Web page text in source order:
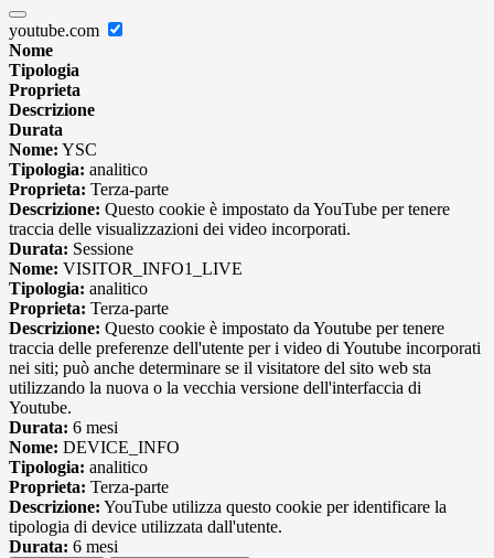
youtube.com
Nome
Tipologia
Proprieta
Descrizione
Durata
Nome: YSC
Tipologia: analitico
Proprieta: Terza-parte
Descrizione: Questo cookie è impostato da YouTube per tenere
traccia delle visualizzazioni dei video incorporati.
Durata: Sessione
Nome: VISITOR_INFO1_LIVE
Tipologia: analitico
Proprieta: Terza-parte
Descrizione: Questo cookie è impostato da Youtube per tenere
traccia delle preferenze dell'utente per i video di Youtube incorporati
nei siti; può anche determinare se il visitatore del sito web sta
utilizzando la nuova o la vecchia versione dell'interfaccia di
Youtube.
Durata: 6 mesi
Nome: DEVICE_INFO
Tipologia: analitico
Proprieta: Terza-parte
Descrizione: YouTube utilizza questo cookie per identificare la
tipologia di device utilizzata dall'utente.
Durata: 6 mesi